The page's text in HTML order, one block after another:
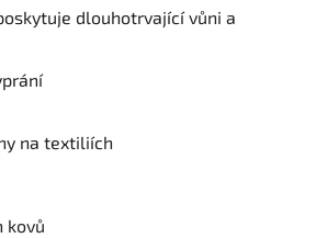
dlouhotrvající vůni a
na textiliích
kovů